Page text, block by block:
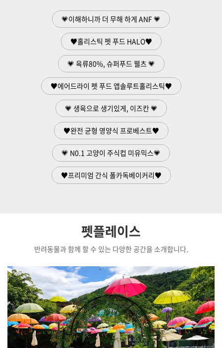
💗이해하니까 더 무해 하게 ANF 💗
♥홀리스틱 펫 푸드 HALO♥
💗 육류80%, 슈퍼푸드 웰츠 💗
♥에어드라이 펫 푸드 앱솔루트홀리스틱♥
💗 생육으로 생기있게, 이즈칸 💗
♥완전 균형 영양식 프로베스트♥
💗 N0.1 고양이 주식컵 미유믹스💗
♥프리미엄 간식 폴카독베이커리♥
펫플레이스
반려동물과 함께 할 수 있는 다양한 공간을 소개합니다.